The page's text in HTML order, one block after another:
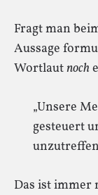
Fragt man
Aussage
Wortlautnoch
„Unsere
gesteuert
Das ist immer